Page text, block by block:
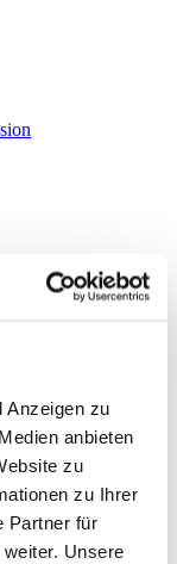
Anzeigen zu
anbieten
zu
zu Ihrer
Partner für
Unsere